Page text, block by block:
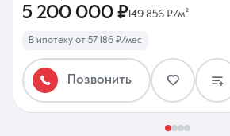
5 200 000 ₽149 856 ₽/м²
В ипотеку от 57 186 ₽/мес
Позвонить